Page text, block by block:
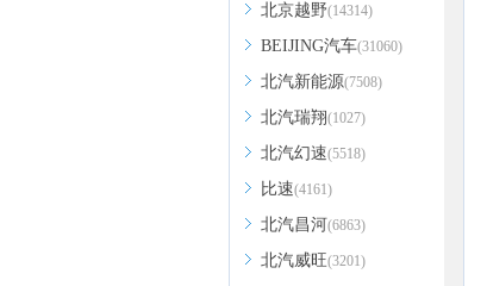
北京越野(14314)
BEIJING汽车(31060)
北汽新能源(7508)
北汽瑞翔(1027)
北汽幻速(5518)
比速(4161)
北汽昌河(6863)
北汽威旺(3201)